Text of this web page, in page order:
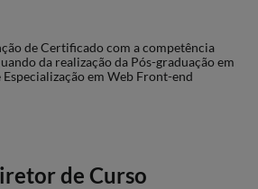
de Certificado com a competência
da realização da Pós-graduação em
em Web Front-end
de Curso